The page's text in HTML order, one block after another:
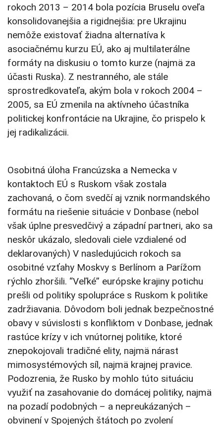
rokoch 2013 – 2014 bola pozícia Bruselu oveľa
konsolidovanejšia a rigidnejšia: pre Ukrajinu
nemôže existovať žiadna alternatíva k
asociačnému kurzu EÚ, ako aj multilaterálne
formáty na diskusiu o tomto kurze (najmä za
účasti Ruska). Z nestranného, ale stále
sprostredkovateľa, akým bola v rokoch 2004 –
2005, sa EÚ zmenila na aktívneho účastníka
politickej konfrontácie na Ukrajine, čo prispelo k
jej radikalizácii.
Osobitná úloha Francúzska a Nemecka v
kontaktoch EÚ s Ruskom však zostala
zachovaná, o čom svedčí aj vznik normandského
formátu na riešenie situácie v Donbase (nebol
však úplne presvedčivý a západní partneri, ako sa
neskôr ukázalo, sledovali ciele vzdialené od
deklarovaných) V nasledujúcich rokoch sa
osobitné vzťahy Moskvy s Berlínom a Parížom
rýchlo zhoršili. “Veľké” európske krajiny potichu
prešli od politiky spolupráce s Ruskom k politike
zadržiavania. Dôvodom boli jednak bezpečnostné
obavy v súvislosti s konfliktom v Donbase, jednak
rastúce krízy v ich vnútornej politike, ktoré
znepokojovali tradičné elity, najmä nárast
mimosystémových síl, najmä krajnej pravice.
Podozrenia, že Rusko by mohlo túto situáciu
využiť na zasahovanie do domácej politiky, najmä
na pozadí podobných – a nepreukázaných –
obvinení v Spojených štátoch po zvolení